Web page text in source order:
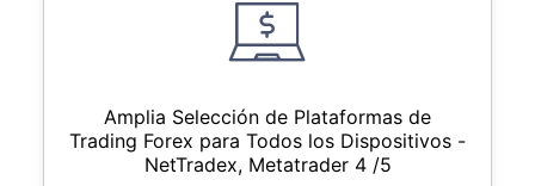
Amplia Selección de Plataformas de
Trading Forex para Todos los Dispositivos -
NetTradex, Metatrader 4 /5